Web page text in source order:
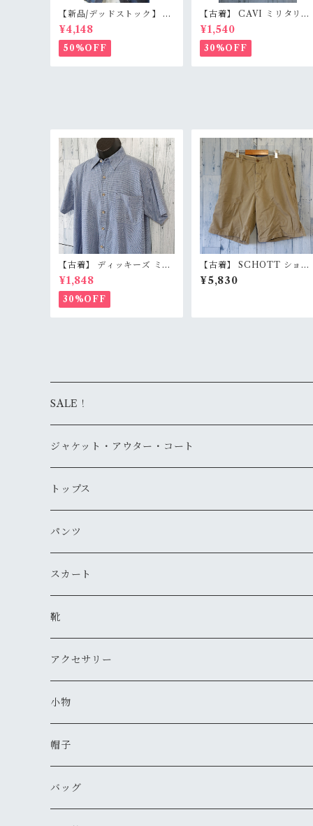
【新品/デッドストック】 B
LUE WAY ブルーウェイ 日
本製 デニムショートパンツ
S/M/L（M1431-50） 膝下
丈 職人加工 アメカジ RankS
¥4,148
50%OFF
【古着】 CAVI ミリタリー
風 半袖シャツ XL（身幅
m） ベージュ 金ボタン 80s
ロック エポレット オーバー
サイズ RankB
¥1,540
30%OFF
【古着】 ディッキーズ ミニ
チェック柄 半袖 ワークシャ
ツ L 白 水色 小格子 コット
ンポリ イージーケア Dickie
s RankB
¥1,848
30%OFF
【古着】 SCHOTT ショッ
ト チノ ショートパンツ W3
0（実寸W32相当） ベージ
¥5,830
SALE！
ジャケット・アウター・コート
デニムジャケット
古着
新品
レザージャケット
古着
新品
ミリタリージャケット
古着
新品
ダウンジャケット
古着
新品
スタジアムジャンバー
古着
新品
ワークジャケット
古着
新品
コート
古着
マウンテンパーカー
トップス
ニット・セーター
古着
新品
カーディガン
Tシャツ・カットソー（半袖・袖無し）
古着
新品
Tシャツ・カットソー（長袖・７分）
新品
古着
ポロシャツ
新品
古着
シャツ（半袖）
古着
シャツ（長袖）
パンツ
デニム・ジーンズ
古着
新品
ワークパンツ
新品
古着
ミリタリー・カーゴパンツ
新品
古着
チノパン
古着
新品
ショートパンツ
古着
オーバーオール
スカート
古着
靴
スニーカー
ブーツ
古着
新品
サンダル
長靴・レインシューズ
アクセサリー
ネックレス
ブレスレット
新品
バングル・リストバンド
小物
財布
新品
キーケース
帽子
キャップ
バッグ